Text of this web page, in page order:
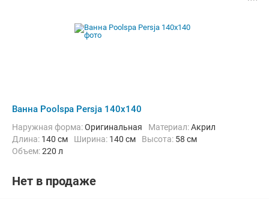
Ванна Poolspa Persja 140x140
Наружная форма:Оригинальная Материал:Акрил
Длина: 140 см Ширина: 140 см Высота: 58 см
Объем:220 л
Нет в продаже